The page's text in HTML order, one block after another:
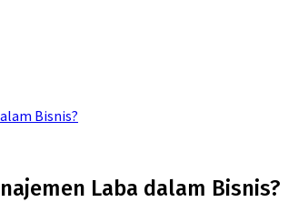
Bisnis?
Laba dalam Bisnis?